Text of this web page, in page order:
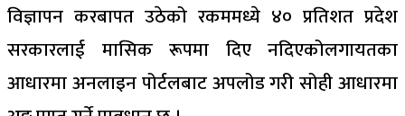
विज्ञापन करबापत उठेको रकममध्ये ४० प्रतिशत प्रदेश
सरकारलाई मासिक रूपमा दिए नदिएकोलगायतका
आधारमा अनलाइन पोर्टलबाट अपलोड गरी सोही आधारमा